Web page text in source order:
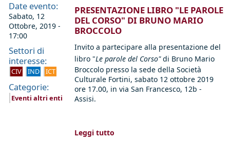
Date evento:
Sabato, 12
Ottobre, 2019 -
17:00
Settori di
interesse:
CIV IND ICT
Categorie:
Eventi altri enti
PRESENTAZIONE LIBRO "LE PAROLE
DEL CORSO" DI BRUNO MARIO
BROCCOLO
Invito a partecipare alla presentazione del
libro "Le parole del Corso"di Bruno Mario
Broccolo presso la sede della Società
Culturale Fortini, sabato 12 ottobre 2019
ore 17.00, in via San Francesco, 12b -
Assisi.
Leggi tutto